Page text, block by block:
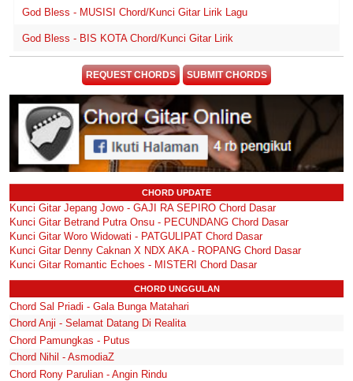
God Bless - MUSISI Chord/Kunci Gitar Lirik Lagu
God Bless - BIS KOTA Chord/Kunci Gitar Lirik
REQUEST CHORDS SUBMIT CHORDS
CHORD UPDATE
Kunci Gitar Jepang Jowo - GAJI RA SEPIRO Chord Dasar
Kunci Gitar Betrand Putra Onsu - PECUNDANG Chord Dasar
Kunci Gitar Woro Widowati - PATGULIPAT Chord Dasar
Kunci Gitar Denny Caknan X NDX AKA - ROPANG Chord Dasar
Kunci Gitar Romantic Echoes - MISTERI Chord Dasar
CHORD UNGGULAN
Chord Sal Priadi - Gala Bunga Matahari
Chord Anji - Selamat Datang Di Realita
Chord Pamungkas - Putus
Chord Nihil - AsmodiaZ
Chord Rony Parulian - Angin Rindu